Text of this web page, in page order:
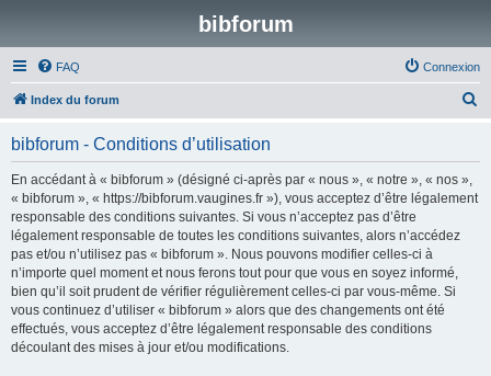
bibforum
FAQ Connexion
Index du forum
bibforum - Conditions d’utilisation
En accédant à « bibforum » (désigné ci-après par « nous », « notre », « nos »,
« bibforum », « https://bibforum.vaugines.fr »), vous acceptez d’être légalement
responsable des conditions suivantes. Si vous n’acceptez pas d’être
légalement responsable de toutes les conditions suivantes, alors n’accédez
pas et/ou n’utilisez pas « bibforum ». Nous pouvons modifier celles-ci à
n’importe quel moment et nous ferons tout pour que vous en soyez informé,
bien qu’il soit prudent de vérifier régulièrement celles-ci par vous-même. Si
vous continuez d’utiliser « bibforum » alors que des changements ont été
effectués, vous acceptez d’être légalement responsable des conditions
découlant des mises à jour et/ou modifications.